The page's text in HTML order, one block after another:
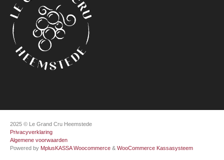
2025 © Le Grand Cru Heemstede
Privacyverklaring
Algemene voorwaarden
Powered by MplusKASSA Woocommerce & WooCommerce Kassasysteem